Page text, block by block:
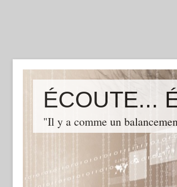
ÉCOUTE...
"Il y a comme un